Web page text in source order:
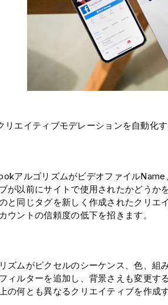
エイティブモデレーションを自動化
アルゴリズムがビデオファイルName
が以前にサイトで使用されたかどうか
と同じタグを新しく作成されたクリ
ウントの信頼度の低下を招きます。
ズムがピクセルのシーケンス、色、組
ィルターを追加し、背景さえも変更す
の何とも異なるクリエイティブを作成